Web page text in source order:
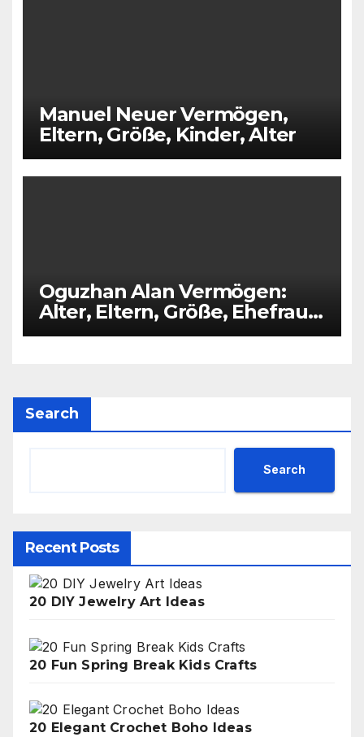
Manuel Neuer Vermögen,
Eltern, Größe, Kinder, Alter
Oguzhan Alan Vermögen:
Alter, Eltern, Größe, Ehefrau,
Kinder
Search
Search
Recent Posts
20 DIY Jewelry Art Ideas
20 Fun Spring Break Kids Crafts
20 Elegant Crochet Boho Ideas